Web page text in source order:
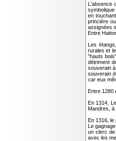
L'absence
en
princière
assignées
Entre
Les
rurales et
"hauts
détriment
souverain
souverain
car eux
Entre 1280
En 1314,
Mandres, à
En 1316, le
Le
un clerc de
avec les